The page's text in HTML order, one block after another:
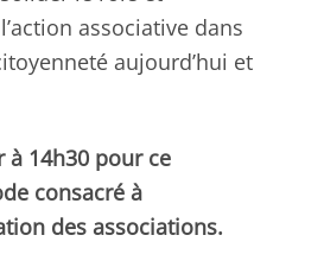
associative dans
aujourd’hui et
à 14h30 pour ce
consacré à
des associations.